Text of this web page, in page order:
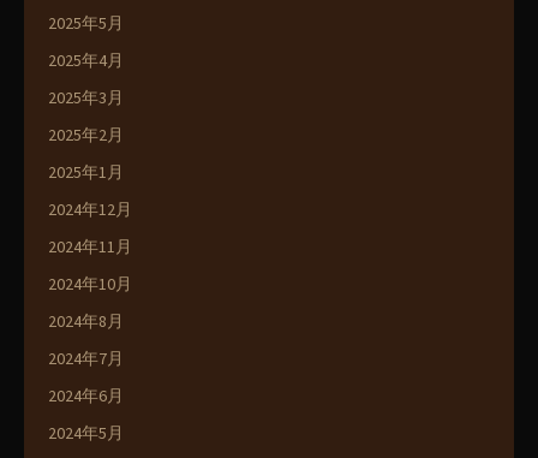
2025年5月
2025年4月
2025年3月
2025年2月
2025年1月
2024年12月
2024年11月
2024年10月
2024年8月
2024年7月
2024年6月
2024年5月